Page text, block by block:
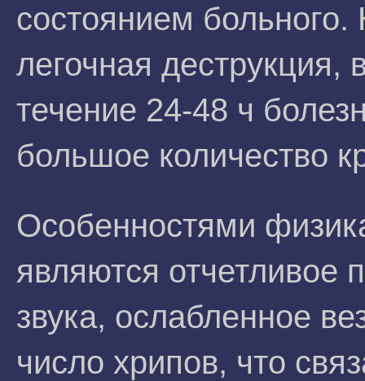
состоянием больного.
легочная деструкция,
течение 24-48 ч
большое количество
Особенностями
являются отчетливое
звука, ослабленное
число хрипов, что